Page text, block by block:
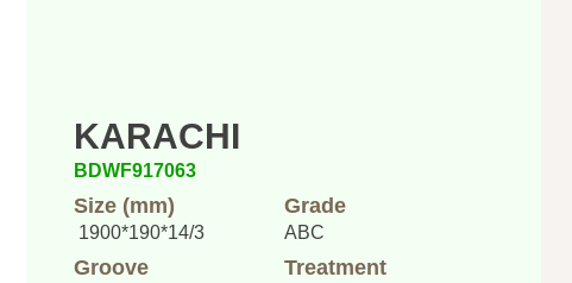
KARACHI
BDWF917063
Size (mm)
1900*190*14/3
Grade
ABC
Groove Treatment